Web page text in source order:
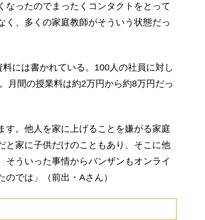
ったのでまったくコンタクトをとって
く、多くの家庭教師がそういう状態だっ
には書かれている。100人の社員に対し
月間の授業料は約2万円から約8万円だっ
す。他人を家に上げることを嫌がる家庭
と家に子供だけのこともあり、そこに他
そういった事情からバンザンもオンライ
では」（前出・Aさん）